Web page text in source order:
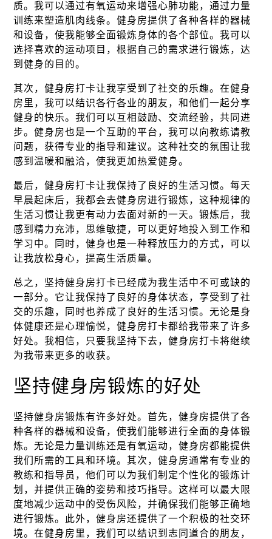
质。我可以通过有氧运动来增强心肺功能，通过力量
训练来塑造肌肉线条。健身房提供了各种各样的器械
和设备，使我能够全面锻炼身体的各个部位。我可以
选择喜欢的运动项目，根据自己的需求进行锻炼，达
到健身的目的。
其次，健身房打卡让我享受到了社交的乐趣。在健身
房里，我可以结识各行各业的朋友，和他们一起分享
健身的快乐。我们可以互相鼓励、交流经验，共同进
步。健身房也是一个互助的平台，我可以向教练请教
问题，获得专业的指导和建议。这种社交的氛围让我
感到温暖和融洽，使我更加热爱健身。
最后，健身房打卡让我保持了良好的生活习惯。每天
早晨起床后，我都会去健身房进行锻炼，这种规律的
生活习惯让我更有动力去面对新的一天。锻炼后，我
感到精力充沛，思维敏捷，可以更好地投入到工作和
学习中。同时，健身也是一种释放压力的方式，可以
让我放松身心，提高生活质量。
总之，坚持健身房打卡已经成为我生活中不可或缺的
一部分。它让我保持了良好的身体状态，享受到了社
交的乐趣，同时也养成了良好的生活习惯。无论是身
体健康还是心理愉悦，健身房打卡都给我带来了许多
好处。我相信，只要我坚持下去，健身房打卡将继续
为我带来更多的收获。
坚持健身房锻炼的好处
坚持健身房锻炼有许多好处。首先，健身房提供了各
种各样的器械和设备，使我们能够进行全面的身体锻
炼。无论是力量训练还是有氧运动，健身房都能提供
我们所需的工具和环境。其次，健身房通常有专业的
教练和指导员，他们可以为我们制定个性化的锻炼计
划，并提供正确的姿势和技巧指导。这样可以最大限
度地减少运动中的受伤风险，并确保我们能够正确地
进行锻炼。此外，健身房还提供了一个积极的社交环
境。在健身房里，我们可以结识到志同道合的朋友，